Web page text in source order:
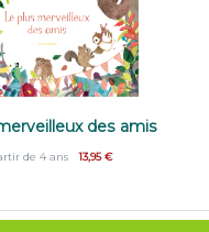
des amis
de 4 ans 13,95 €